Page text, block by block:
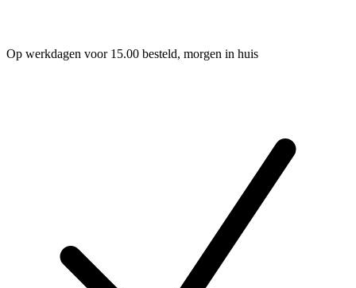
Op werkdagen voor 15.00 besteld, morgen in huis